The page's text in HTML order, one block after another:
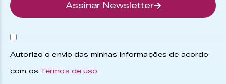
Assinar Newsletter
Autorizo o envio das minhas informações de acordo
com os Termos de uso.